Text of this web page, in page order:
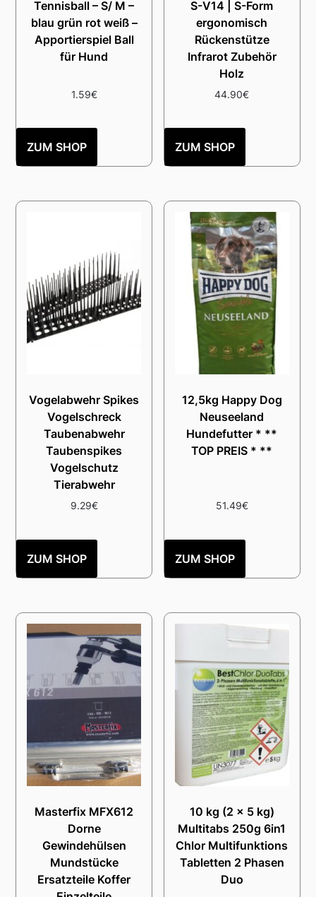
Tennisball – S/ M –
blau grün rot weiß –
Apportierspiel Ball
für Hund
1.59€
ZUM SHOP
S-V14 | S-Form
ergonomisch
Rückenstütze
Infrarot Zubehör
Holz
44.90€
ZUM SHOP
Vogelabwehr Spikes
Vogelschreck
Taubenabwehr
Taubenspikes
Vogelschutz
Tierabwehr
9.29€
ZUM SHOP
12,5kg Happy Dog
Neuseeland
Hundefutter * **
TOP PREIS * **
51.49€
ZUM SHOP
Masterfix MFX612
Dorne
Gewindehülsen
Mundstücke
Ersatzteile Koffer
10 kg (2 x 5 kg)
Multitabs 250g 6in1
Chlor Multifunktions
Tabletten 2 Phasen
Duo